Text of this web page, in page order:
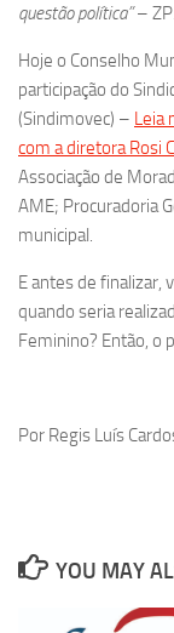
questão política”– ZP.
Hoje o Conselho
participação do
(Sindimovec) – Leia
com a diretora Rosi
Associação de
AME; Procuradoria
municipal.
E antes de finalizar,
quando seria
Feminino? Então, o
Por Regis Luís
YOU MAY